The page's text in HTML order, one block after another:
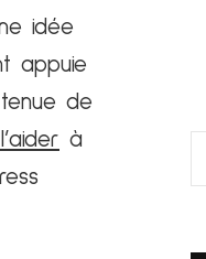
idée
appuie
de
à